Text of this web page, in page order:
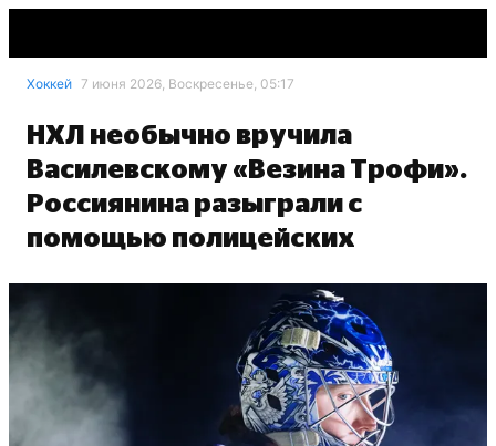
Хоккей 7 июня 2026, Воскресенье, 05:17
НХЛ необычно вручила
Василевскому «Везина Трофи».
Россиянина разыграли с
помощью полицейских